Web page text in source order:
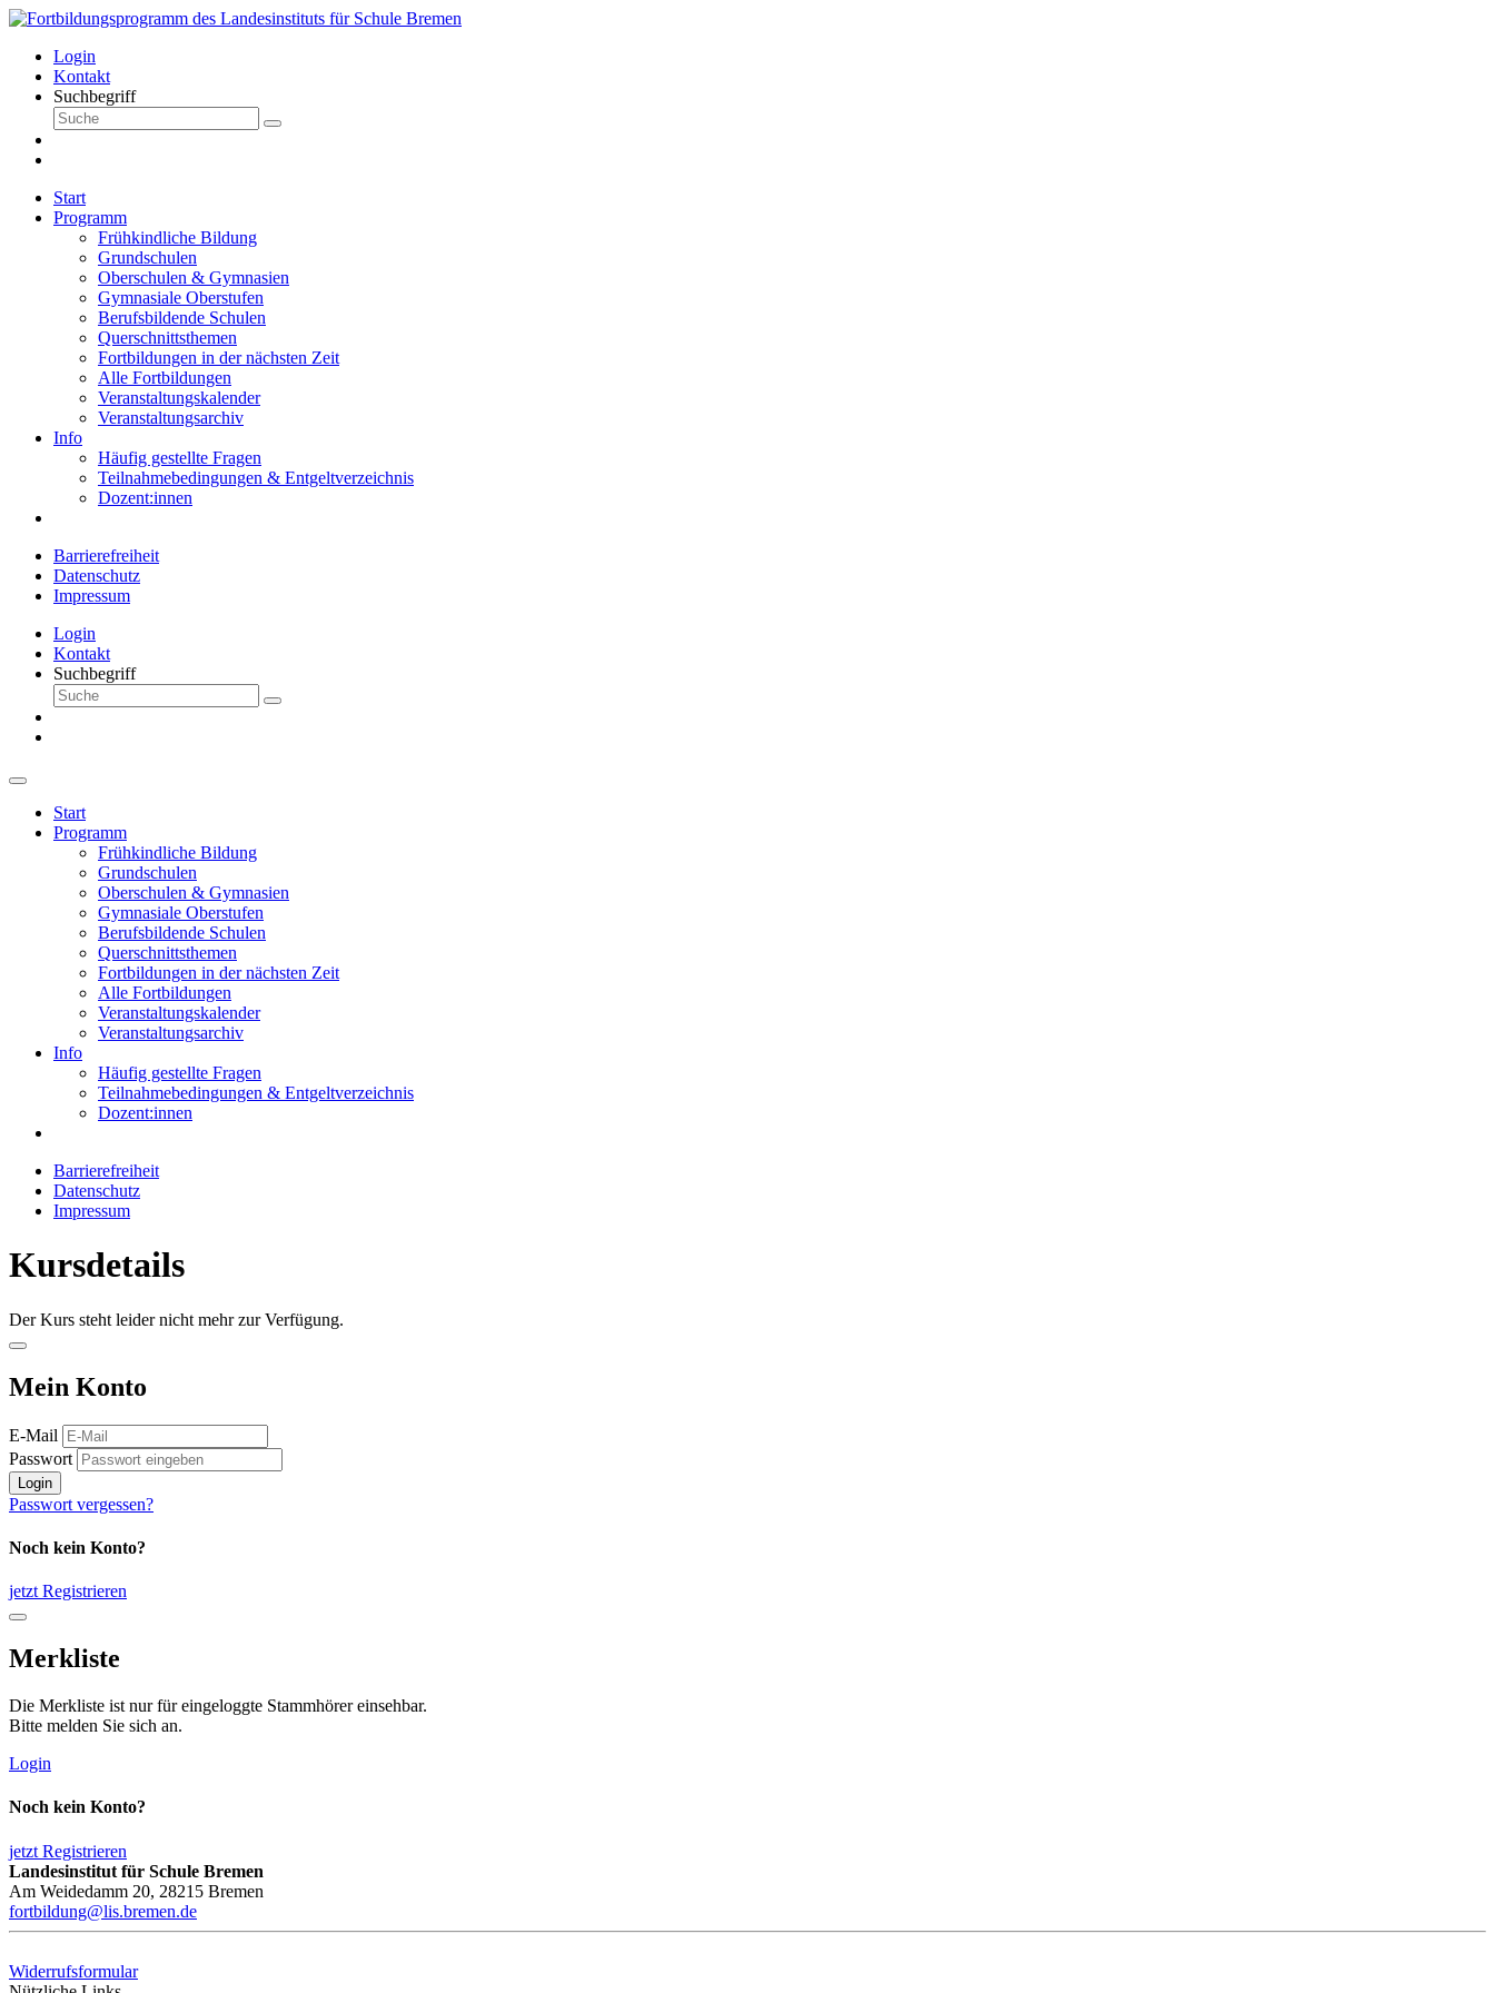
Login
Kontakt
Suchbegriff
Start
Programm
Frühkindliche Bildung
Grundschulen
Oberschulen & Gymnasien
Gymnasiale Oberstufen
Berufsbildende Schulen
Querschnittsthemen
Fortbildungen in der nächsten Zeit
Alle Fortbildungen
Veranstaltungskalender
Veranstaltungsarchiv
Info
Häufig gestellte Fragen
Teilnahmebedingungen & Entgeltverzeichnis
Dozent:innen
Barrierefreiheit
Datenschutz
Impressum
Login
Kontakt
Suchbegriff
Start
Programm
Frühkindliche Bildung
Grundschulen
Oberschulen & Gymnasien
Gymnasiale Oberstufen
Berufsbildende Schulen
Querschnittsthemen
Fortbildungen in der nächsten Zeit
Alle Fortbildungen
Veranstaltungskalender
Veranstaltungsarchiv
Info
Häufig gestellte Fragen
Teilnahmebedingungen & Entgeltverzeichnis
Dozent:innen
Barrierefreiheit
Datenschutz
Impressum
Kursdetails
Der Kurs steht leider nicht mehr zur Verfügung.
Mein Konto
E-Mail
Passwort
Login
Passwort vergessen?
Noch kein Konto?
jetzt Registrieren
Merkliste
Die Merkliste ist nur für eingeloggte Stammhörer einsehbar.
Bitte melden Sie sich an.
Login
Noch kein Konto?
jetzt Registrieren
Landesinstitut für Schule Bremen
Am Weidedamm 20, 28215 Bremen
fortbildung@lis.bremen.de
Widerrufsformular